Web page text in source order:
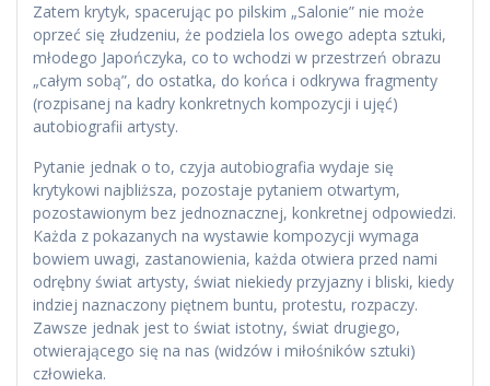
Zatem krytyk, spacerując po pilskim „Salonie” nie może
oprzeć się złudzeniu, że podziela los owego adepta sztuki,
młodego Japończyka, co to wchodzi w przestrzeń obrazu
„całym sobą”, do ostatka, do końca i odkrywa fragmenty
(rozpisanej na kadry konkretnych kompozycji i ujęć)
autobiografii artysty.
Pytanie jednak o to, czyja autobiografia wydaje się
krytykowi najbliższa, pozostaje pytaniem otwartym,
pozostawionym bez jednoznacznej, konkretnej odpowiedzi.
Każda z pokazanych na wystawie kompozycji wymaga
bowiem uwagi, zastanowienia, każda otwiera przed nami
odrębny świat artysty, świat niekiedy przyjazny i bliski, kiedy
indziej naznaczony piętnem buntu, protestu, rozpaczy.
Zawsze jednak jest to świat istotny, świat drugiego,
otwierającego się na nas (widzów i miłośników sztuki)
człowieka.